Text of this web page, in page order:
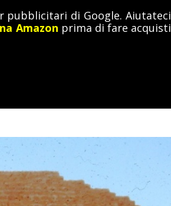
pubblicitari di Google. Aiutateci
Amazon prima di fare acquisti